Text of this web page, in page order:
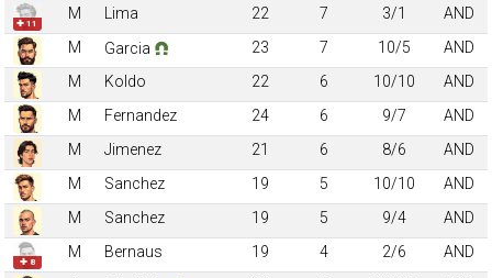
✚ 11
M Lima 22 7 3/1
AND
M
Garcia 23 7 10/5
AND
M
Koldo 22 6 10/10
AND
M
Fernandez 24 6 9/7
AND
M
Jimenez 21 6 8/6
AND
M
Sanchez 19 5 10/10
AND
M
Sanchez 19 5 9/4 AND
✚ 8
M Bernaus 19 4 2/6
AND